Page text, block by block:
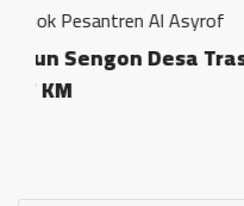
Trasan